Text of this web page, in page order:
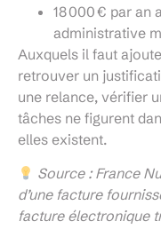
18 000 € par an
administrative
Auxquels il faut
retrouver un
une relance, vérifier
tâches ne figurent
elles existent.
Source : France
d’une facture
facture électronique